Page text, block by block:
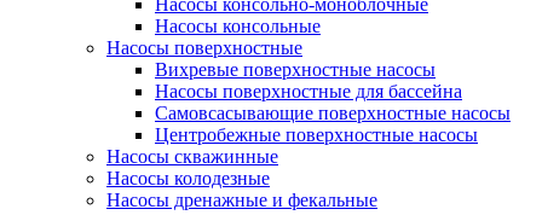
Насосы консольно-моноблочные
Насосы консольные
Насосы поверхностные
Вихревые поверхностные насосы
Насосы поверхностные для бассейна
Самовсасывающие поверхностные насосы
Центробежные поверхностные насосы
Насосы скважинные
Насосы колодезные
Насосы дренажные и фекальные